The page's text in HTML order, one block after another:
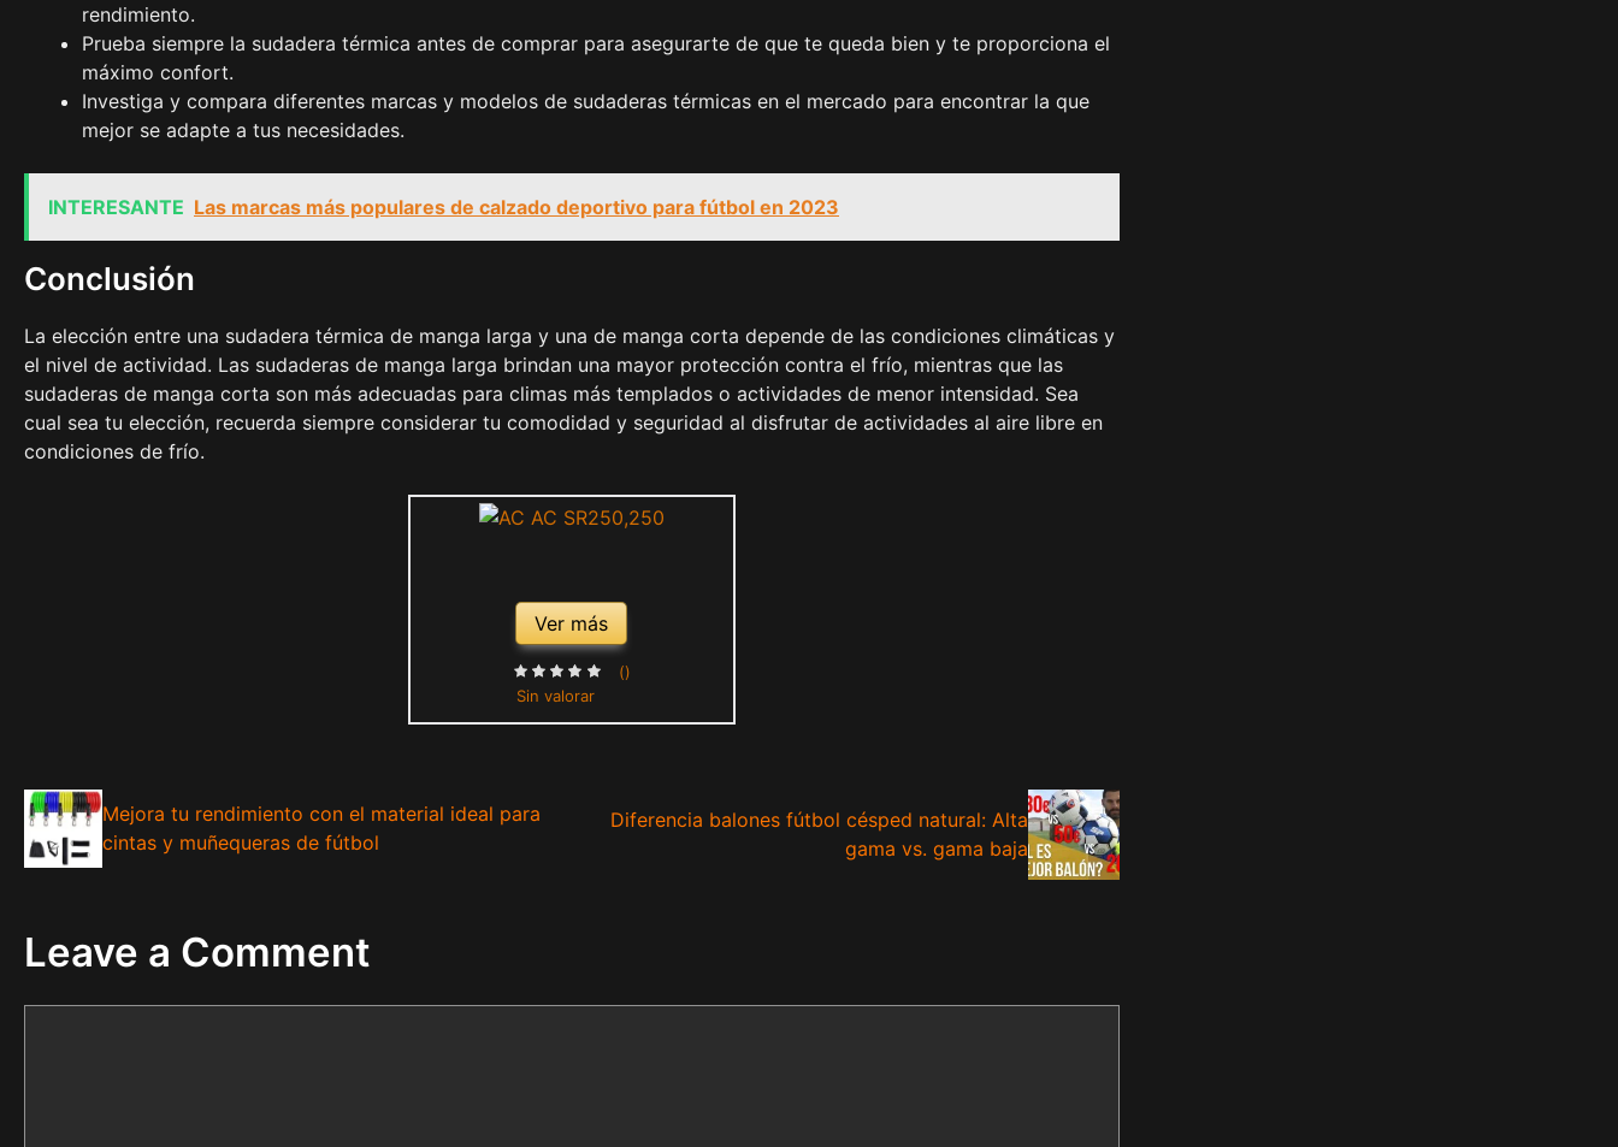
rendimiento.
Prueba siempre la sudadera térmica antes de comprar para asegurarte de que te queda bien y te proporciona el
máximo confort.
Investiga y compara diferentes marcas y modelos de sudaderas térmicas en el mercado para encontrar la que
mejor se adapte a tus necesidades.
INTERESANTE Las marcas más populares de calzado deportivo para fútbol en 2023
Conclusión
La elección entre una sudadera térmica de manga larga y una de manga corta depende de las condiciones climáticas y
el nivel de actividad. Las sudaderas de manga larga brindan una mayor protección contra el frío, mientras que las
sudaderas de manga corta son más adecuadas para climas más templados o actividades de menor intensidad. Sea
cual sea tu elección, recuerda siempre considerar tu comodidad y seguridad al disfrutar de actividades al aire libre en
condiciones de frío.
Ver más
Sin valorar
()
Mejora tu rendimiento con el material ideal para
cintas y muñequeras de fútbol
Diferencia balones fútbol césped natural: Alta
gama vs. gama baja
Leave a Comment